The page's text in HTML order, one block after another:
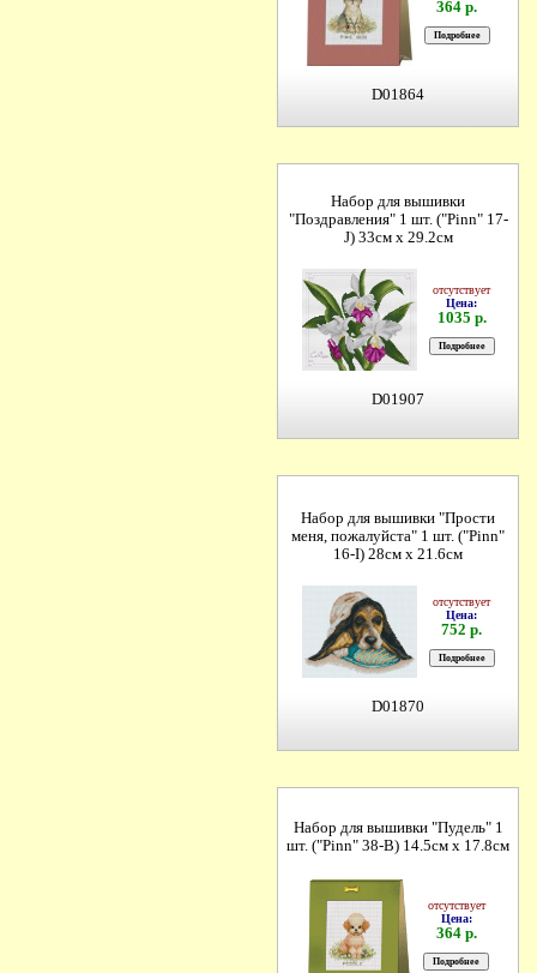
364 р.
D01864
Набор для вышивки
"Поздравления" 1 шт. ("Pinn" 17-
J) 33см х 29.2см
отсутствует
Цена:
1035 р.
D01907
Набор для вышивки "Прости
меня, пожалуйста" 1 шт. ("Pinn"
16-I) 28см х 21.6см
отсутствует
Цена:
752 р.
D01870
Набор для вышивки "Пудель" 1
шт. ("Pinn" 38-B) 14.5см х 17.8см
отсутствует
Цена:
364 р.